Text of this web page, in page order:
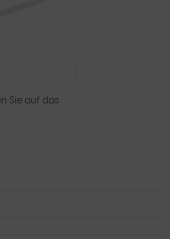
Sie auf das